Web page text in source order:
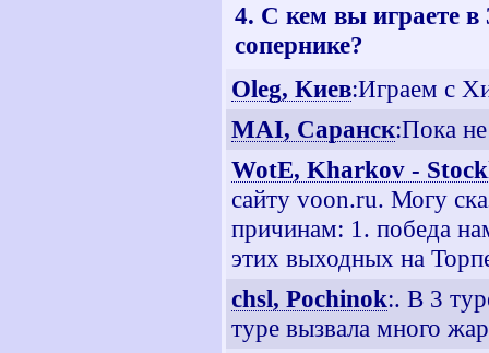
4. С кем вы играете в
сопернике?
Oleg, Киев:Играем с
MAI, Саранск:Пока
WotE, Kharkov -
сайту voon.ru. Могу
причинам: 1. победа
этих выходных на
chsl, Pochinok:. В 3
туре вызвала много